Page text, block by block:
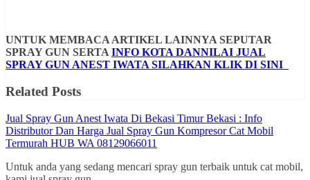
UNTUK MEMBACA ARTIKEL LAINNYA SEPUTAR
SPRAY GUN SERTA INFO KOTA DANNILAI JUAL
SPRAY GUN ANEST IWATA SILAHKAN KLIK DI SINI
Related Posts
Jual Spray Gun Anest Iwata Di Bekasi Timur Bekasi : Info
Distributor Dan Harga Jual Spray Gun Kompresor Cat Mobil
Termurah HUB WA 08129066011
Untuk anda yang sedang mencari spray gun terbaik untuk cat mobil,